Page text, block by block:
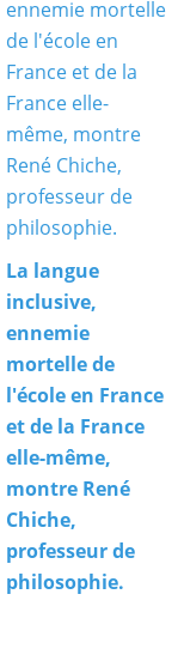
La langue
inclusive,
ennemie
mortelle de
l'école en France
et de la France
elle-même,
montre René
Chiche,
professeur de
philosophie.